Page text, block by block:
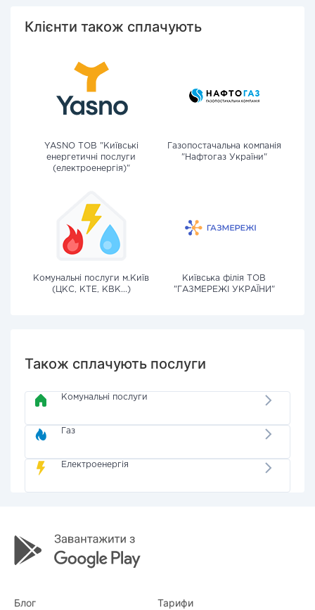
Клієнти також сплачують
YASNO ТОВ "Київські
енергетичні послуги
(електроенергія)"
Газопостачальна компанія
"Нафтогаз України"
Комунальні послуги м.Київ
(ЦКС, КТЕ, КВК...)
Київська філія ТОВ
"ГАЗМЕРЕЖІ УКРАЇНИ"
Також сплачують послуги
Комунальні послуги
Газ
Електроенергія
Блог Тарифи